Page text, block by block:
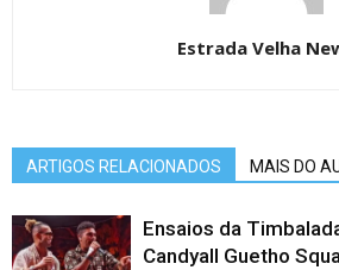
Estrada Velha
ARTIGOS RELACIONADOS MAIS DO
Ensaios da
Candyall Guetho